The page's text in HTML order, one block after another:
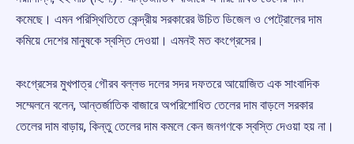
কমেছে। এমন পরিস্থিতিতে কেন্দ্রীয় সরকারের উচিত ডিজেল ও পেট্রোলের দাম
কমিয়ে দেশের মানুষকে স্বস্তি দেওয়া। এমনই মত কংগ্রেসের।
কংগ্রেসের মুখপাত্র গৌরব বল্লভ দলের সদর দফতরে আয়োজিত এক সাংবাদিক
সম্মেলনে বলেন, আন্তর্জাতিক বাজারে অপরিশোধিত তেলের দাম বাড়লে সরকার
তেলের দাম বাড়ায়, কিন্তু তেলের দাম কমলে কেন জনগণকে স্বস্তি দেওয়া হয় না।